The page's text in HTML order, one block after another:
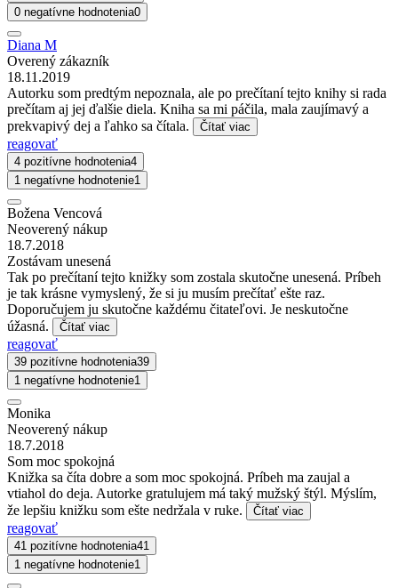
0 negatívne hodnotenia0
Diana M
Overený zákazník
18.11.2019
Autorku som predtým nepoznala, ale po prečítaní tejto knihy si rada
prečítam aj jej ďalšie diela. Kniha sa mi páčila, mala zaujímavý a
prekvapivý dej a ľahko sa čítala.
Čítať viac
reagovať
4 pozitívne hodnotenia4
1 negatívne hodnotenie1
Božena Vencová
Neoverený nákup
18.7.2018
Zostávam unesená
Tak po prečítaní tejto knižky som zostala skutočne unesená. Príbeh
je tak krásne vymyslený, že si ju musím prečítať ešte raz.
Doporučujem ju skutočne každému čitateľovi. Je neskutočne
úžasná.
Čítať viac
reagovať
39 pozitívne hodnotenia39
1 negatívne hodnotenie1
Monika
Neoverený nákup
18.7.2018
Som moc spokojná
Knižka sa číta dobre a som moc spokojná. Príbeh ma zaujal a
vtiahol do deja. Autorke gratulujem má taký mužský štýl. Mýslím,
že lepšiu knižku som ešte nedržala v ruke.
Čítať viac
reagovať
41 pozitívne hodnotenia41
1 negatívne hodnotenie1